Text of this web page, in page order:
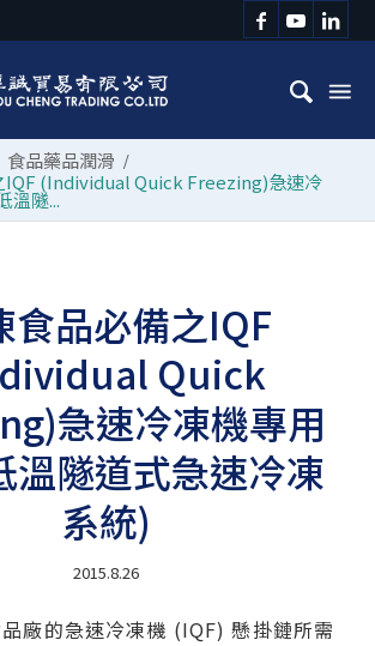
食品藥品潤滑 /
IQF (Individual Quick Freezing)急速冷
溫隧...
食品必備之IQF
Quick
急速冷凍機專用
溫隧道式急速冷凍
系統)
2015.8.26
廠的急速冷凍機 (IQF) 懸掛鏈所需